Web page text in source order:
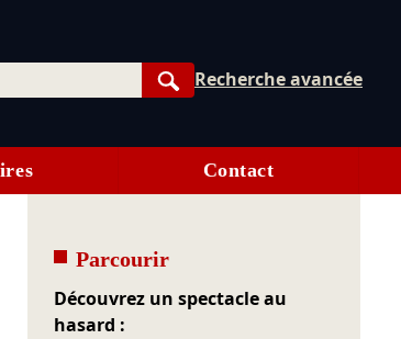
Rechercher
Recherche avancée
Contact
Parcourir
Découvrez un spectacle au
hasard :